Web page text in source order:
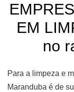
EM
no
Para a limpeza e
Maranduba é de